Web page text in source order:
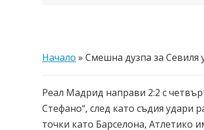
Начало » Смешна дузпа за Севиля
Реал Мадрид направи 2:2 с
Стефано“, след като съдия удари
точки като Барселона, Атлетико